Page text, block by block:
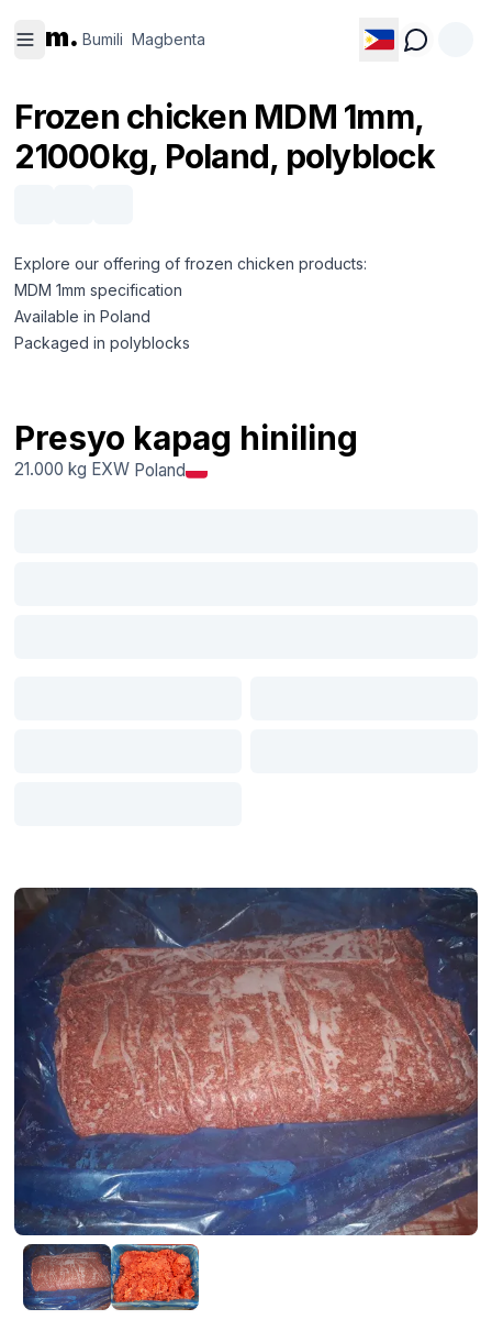
m. Bumili Magbenta
Frozen chicken MDM 1mm,
21000kg, Poland, polyblock
Explore our offering of frozen chicken products:
MDM 1mm specification
Available in Poland
Packaged in polyblocks
Presyo kapag hiniling
21.000 kg EXW Poland